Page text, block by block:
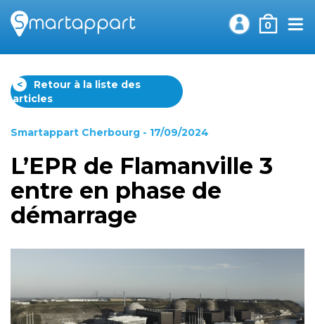
0
<
Retour à la liste des
articles
Smartappart Cherbourg - 17/09/2024
L’EPR de Flamanville 3
entre en phase de
démarrage